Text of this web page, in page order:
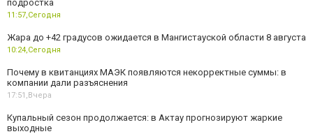
подростка
11:57,Сегодня
Жара до +42 градусов ожидается в Мангистауской области 8 августа
10:24,Сегодня
Почему в квитанциях МАЭК появляются некорректные суммы: в
компании дали разъяснения
17:51,Вчера
Купальный сезон продолжается: в Актау прогнозируют жаркие
выходные